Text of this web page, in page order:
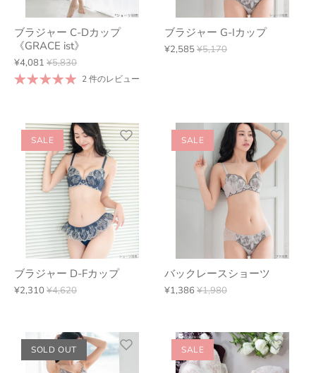
ブラジャー C-Dカップ
《GRACE ist》
¥4,081 ¥5,830
2 件のレビュー
ブラジャー G-Iカップ
¥2,585¥5,170
SALE
ブラジャー D-Fカップ
¥2,310 ¥4,620
SALE
バックレースショーツ
¥1,386 ¥1,980
SOLD OUT SALE